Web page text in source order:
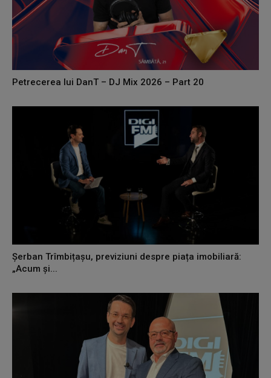
Petrecerea lui DanT – DJ Mix 2026 – Part 20
Șerban Trîmbițașu, previziuni despre piața imobiliară:
„Acum și...